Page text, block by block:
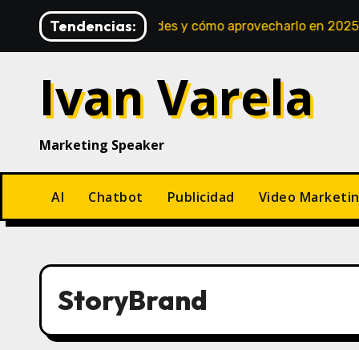
contenido
Tendencias:
novedades y cómo aprovecharlo en 2025
Ivan Varela
Marketing Speaker
AI Chatbot Publicidad Video
StoryBrand